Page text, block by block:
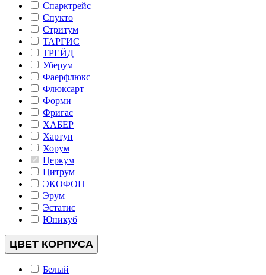
Спарктрейс
Спукто
Стритум
ТАРГИС
ТРЕЙД
Уберум
Фаерфлюкс
Флюксарт
Форми
Фригас
ХАБЕР
Хартун
Хорум
Церкум
Цитрум
ЭКОФОН
Эрум
Эстатис
Юникуб
ЦВЕТ КОРПУСА
Белый